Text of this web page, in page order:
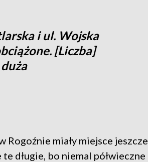
i ul. Wojska
[Liczba]
miały miejsce jeszcze
długie, bo niemal półwieczne